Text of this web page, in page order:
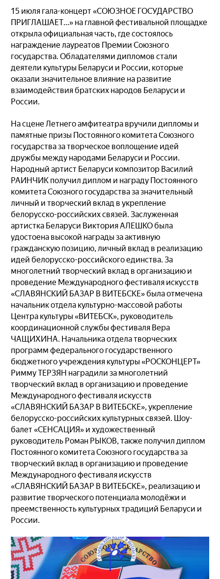
15 июля гала-концерт «СОЮЗНОЕ ГОСУДАРСТВО
ПРИГЛАШАЕТ...» на главной фестивальной площадке
открыла официальная часть, где состоялось
награждение лауреатов Премии Союзного
государства. Обладателями дипломов стали
деятели культуры Беларуси и России, которые
оказали значительное влияние на развитие
взаимодействия братских народов Беларуси и
России.
На сцене Летнего амфитеатра вручили дипломы и
памятные призы Постоянного комитета Союзного
государства за творческое воплощение идей
дружбы между народами Беларуси и России.
Народный артист Беларуси композитор Василий
РАИНЧИК получил диплом и награду Постоянного
комитета Союзного государства за значительный
личный и творческий вклад в укрепление
белорусско-российских связей. Заслуженная
артистка Беларуси Виктория АЛЕШКО была
удостоена высокой награды за активную
гражданскую позицию, личный вклад в реализацию
идей белорусско-российского единства. За
многолетний творческий вклад в организацию и
проведение Международного фестиваля искусств
«СЛАВЯНСКИЙ БАЗАР В ВИТЕБСКЕ» была отмечена
начальник отдела культурно-массовой работы
Центра культуры «ВИТЕБСК», руководитель
координационной службы фестиваля Вера
ЧАЩИХИНА. Начальника отдела творческих
программ федерального государственного
бюджетного учреждения культуры «РОСКОНЦЕРТ»
Римму ТЕРЗЯН наградили за многолетний
творческий вклад в организацию и проведение
Международного фестиваля искусств
«СЛАВЯНСКИЙ БАЗАР В ВИТЕБСКЕ», укрепление
белорусско-российских культурных связей. Шоу-
балет «СЕНСАЦИЯ» и художественный
руководитель Роман РЫКОВ, также получил диплом
Постоянного комитета Союзного государства за
творческий вклад в организацию и проведение
Международного фестиваля искусств
«СЛАВЯНСКИЙ БАЗАР В ВИТЕБСКЕ», реализацию и
развитие творческого потенциала молодёжи и
преемственность культурных традиций Беларуси и
России.